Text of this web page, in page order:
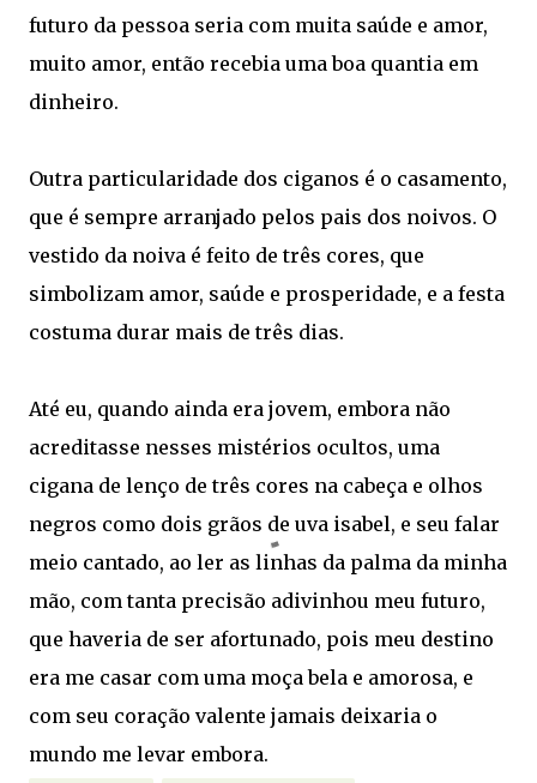
futuro da pessoa seria com muita saúde e amor,
muito amor, então recebia uma boa quantia em
dinheiro.
Outra particularidade dos ciganos é o casamento,
que é sempre arranjado pelos pais dos noivos. O
vestido da noiva é feito de três cores, que
simbolizam amor, saúde e prosperidade, e a festa
costuma durar mais de três dias.
Até eu, quando ainda era jovem, embora não
acreditasse nesses mistérios ocultos, uma
cigana de lenço de três cores na cabeça e olhos
negros como dois grãos de uva isabel, e seu falar
meio cantado, ao ler as linhas da palma da minha
mão, com tanta precisão adivinhou meu futuro,
que haveria de ser afortunado, pois meu destino
era me casar com uma moça bela e amorosa, e
com seu coração valente jamais deixaria o
mundo me levar embora.